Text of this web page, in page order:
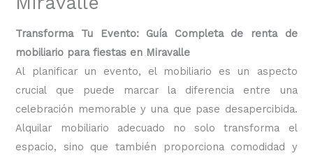
Transforma Tu Evento: Guía Completa de renta de
mobiliario para fiestas en Miravalle
Al planificar un evento, el mobiliario es un aspecto
crucial que puede marcar la diferencia entre una
celebración memorable y una que pase desapercibida.
Alquilar mobiliario adecuado no solo transforma el
espacio, sino que también proporciona comodidad y